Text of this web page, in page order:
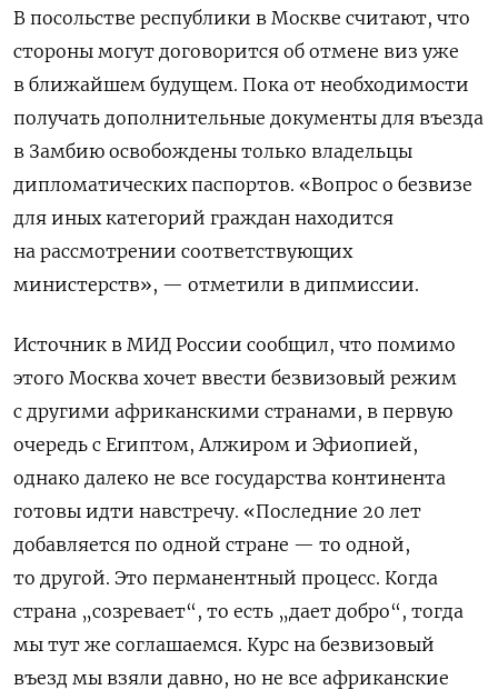
В посольстве республики в Москве считают, что
стороны могут договорится об отмене виз уже
в ближайшем будущем. Пока от необходимости
получать дополнительные документы для въезда
в Замбию освобождены только владельцы
дипломатических паспортов. «Вопрос о безвизе
для иных категорий граждан находится
на рассмотрении соответствующих
министерств», — отметили в дипмиссии.
Источник в МИД России сообщил, что помимо
этого Москва хочет ввести безвизовый режим
с другими африканскими странами, в первую
очередь с Египтом, Алжиром и Эфиопией,
однако далеко не все государства континента
готовы идти навстречу. «Последние 20 лет
добавляется по одной стране — то одной,
то другой. Это перманентный процесс. Когда
страна „созревает“, то есть „дает добро“, тогда
мы тут же соглашаемся. Курс на безвизовый
въезд мы взяли давно, но не все африканские